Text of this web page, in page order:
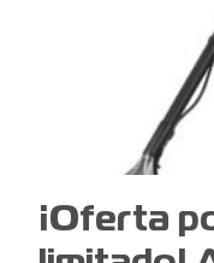
¡Oferta